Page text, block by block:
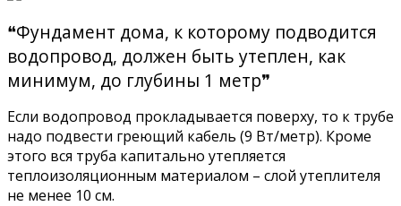
❝Фундамент дома, к которому подводится
водопровод, должен быть утеплен, как
минимум, до глубины 1 метр❞
Если водопровод прокладывается поверху, то к трубе
надо подвести греющий кабель (9 Вт/метр). Кроме
этого вся труба капитально утепляется
теплоизоляционным материалом – слой утеплителя
не менее 10 см.